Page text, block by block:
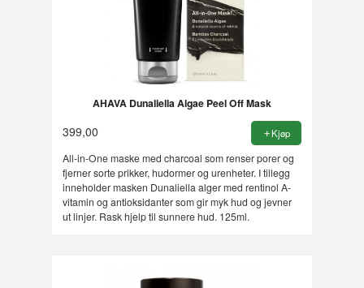
AHAVA Dunaliella Algae Peel Off Mask
399,00 Kjøp
All-in-One maske med charcoal som renser porer og
fjerner sorte prikker, hudormer og urenheter. I tillegg
inneholder masken Dunaliella alger med rentinol A-
vitamin og antioksidanter som gir myk hud og jevner
ut linjer. Rask hjelp til sunnere hud. 125ml.